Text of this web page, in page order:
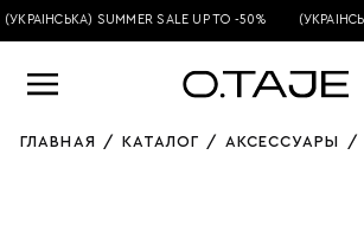
(УКРАЇНСЬКА) SUMMER SALE UP TO -50%
ГЛАВНАЯ / КАТАЛОГ / АКСЕССУАРЫ /